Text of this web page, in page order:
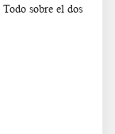
Todo sobre el dos